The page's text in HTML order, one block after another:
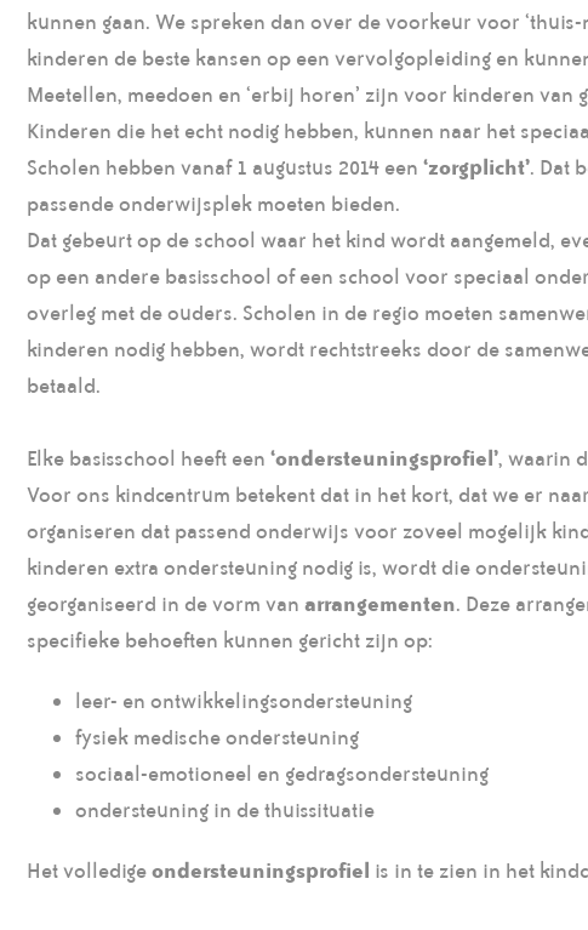
kunnen gaan. We spreken dan over de voorkeur voor
kinderen de beste kansen op een vervolgopleiding en
Meetellen, meedoen en ‘erbij horen’ zijn voor kinderen van
Kinderen die het echt nodig hebben, kunnen naar het
Scholen hebben vanaf 1 augustus 2014 een ‘zorgplicht’. Dat
passende onderwijsplek moeten bieden.
Dat gebeurt op de school waar het kind wordt aangemeld,
op een andere basisschool of een school voor speciaal
overleg met de ouders. Scholen in de regio moeten
kinderen nodig hebben, wordt rechtstreeks door de
betaald.
Elke basisschool heeft een ‘ondersteuningsprofiel’, waarin
Voor ons kindcentrum betekent dat in het kort, dat we er
organiseren dat passend onderwijs voor zoveel mogelijk
kinderen extra ondersteuning nodig is, wordt die
georganiseerd in de vorm van arrangementen. Deze
specifieke behoeften kunnen gericht zijn op:
leer- en ontwikkelingsondersteuning
fysiek medische ondersteuning
sociaal-emotioneel en gedragsondersteuning
ondersteuning in de thuissituatie
Het volledigeondersteuningsprofiel is in te zien in het